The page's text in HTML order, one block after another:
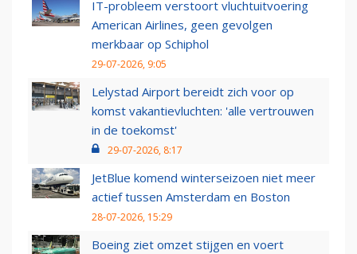
IT-probleem verstoort vluchtuitvoering
American Airlines, geen gevolgen
merkbaar op Schiphol
29-07-2026, 9:05
Lelystad Airport bereidt zich voor op
komst vakantievluchten: 'alle vertrouwen
in de toekomst'
29-07-2026, 8:17
JetBlue komend winterseizoen niet meer
actief tussen Amsterdam en Boston
28-07-2026, 15:29
Boeing ziet omzet stijgen en voert